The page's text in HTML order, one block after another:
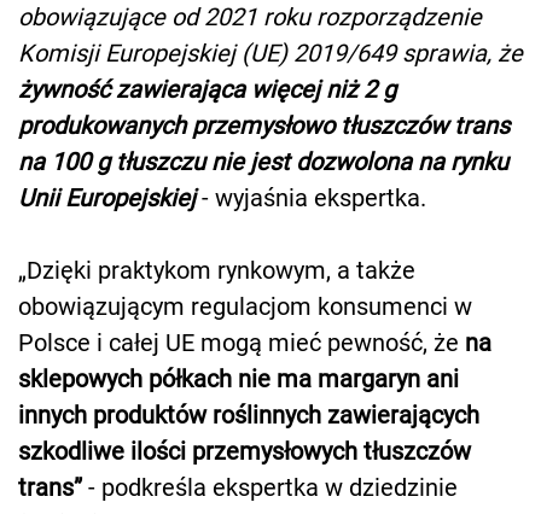
obowiązujące od 2021 roku rozporządzenie
Komisji Europejskiej (UE) 2019/649 sprawia, że
żywność zawierająca więcej niż 2 g
produkowanych przemysłowo tłuszczów trans
na 100 g tłuszczu nie jest dozwolona na rynku
Unii Europejskiej- wyjaśnia ekspertka.
„Dzięki praktykom rynkowym, a także
obowiązującym regulacjom konsumenci w
Polsce i całej UE mogą mieć pewność, że na
sklepowych półkach nie ma margaryn ani
innych produktów roślinnych zawierających
szkodliwe ilości przemysłowych tłuszczów
trans”- podkreśla ekspertka w dziedzinie